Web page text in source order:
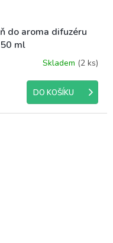
do aroma difuzéru
ml
Skladem (2 ks)
DO KOŠÍKU